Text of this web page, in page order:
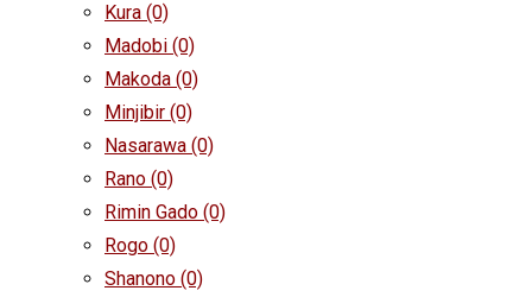
Kura (0)
Madobi (0)
Makoda (0)
Minjibir (0)
Nasarawa (0)
Rano (0)
Rimin Gado (0)
Rogo (0)
Shanono (0)